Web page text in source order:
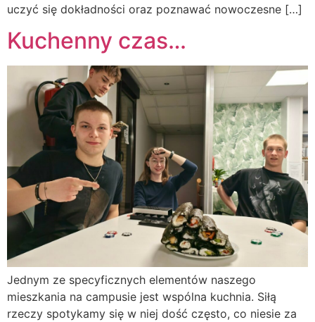
uczyć się dokładności oraz poznawać nowoczesne […]
Kuchenny czas…
Jednym ze specyficznych elementów naszego
mieszkania na campusie jest wspólna kuchnia. Siłą
rzeczy spotykamy się w niej dość często, co niesie za